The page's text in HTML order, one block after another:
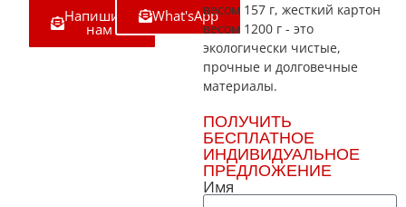
Напишите
нам
What'sAppвесом 157 г, жесткий картон
весом 1200 г - это
экологически чистые,
прочные и долговечные
материалы.
ПОЛУЧИТЬ
БЕСПЛАТНОЕ
ИНДИВИДУАЛЬНОЕ
ПРЕДЛОЖЕНИЕ
Имя